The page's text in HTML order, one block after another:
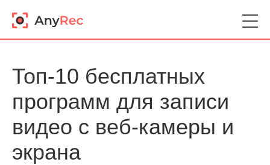
Топ-10 бесплатных
программ для записи
видео с веб-камеры и
экрана